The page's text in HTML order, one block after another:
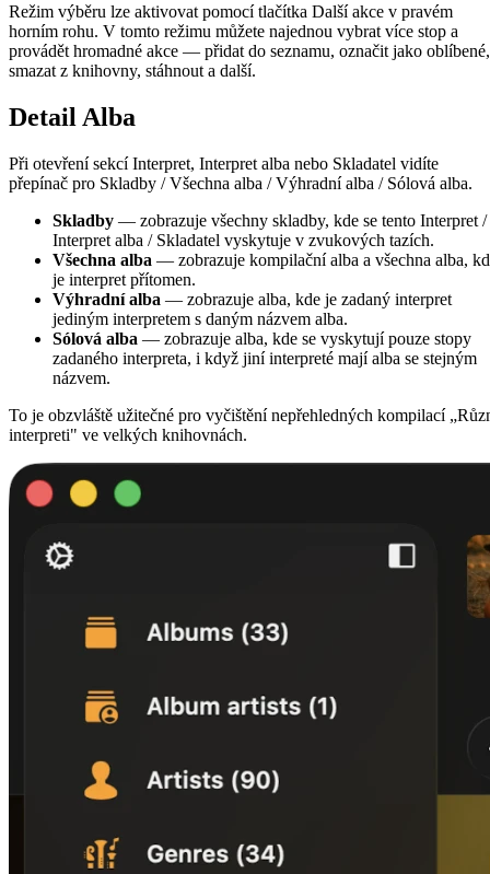
Režim výběru lze aktivovat pomocí tlačítka Další akce v pravém
horním rohu. V tomto režimu můžete najednou vybrat více stop a
provádět hromadné akce — přidat do seznamu, označit jako oblíbené,
smazat z knihovny, stáhnout a další.
Detail Alba
Při otevření sekcí Interpret, Interpret alba nebo Skladatel vidíte
přepínač pro Skladby / Všechna alba / Výhradní alba / Sólová alba.
Skladby — zobrazuje všechny skladby, kde se tento Interpret /
Interpret alba / Skladatel vyskytuje v zvukových tazích.
Všechna alba — zobrazuje kompilační alba a všechna alba,
je interpret přítomen.
Výhradní alba — zobrazuje alba, kde je zadaný interpret
jediným interpretem s daným názvem alba.
Sólová alba — zobrazuje alba, kde se vyskytují pouze stopy
zadaného interpreta, i když jiní interpreté mají alba se stejným
názvem.
To je obzvláště užitečné pro vyčištění nepřehledných kompilací
interpreti" ve velkých knihovnách.